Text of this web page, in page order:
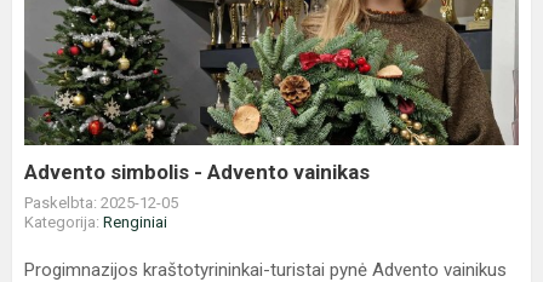
Advento
vainikas
Advento simbolis - Advento vainikas
Paskelbta: 2025-12-05
Kategorija: Renginiai
Progimnazijos kraštotyrininkai-turistai pynė Advento vainikus